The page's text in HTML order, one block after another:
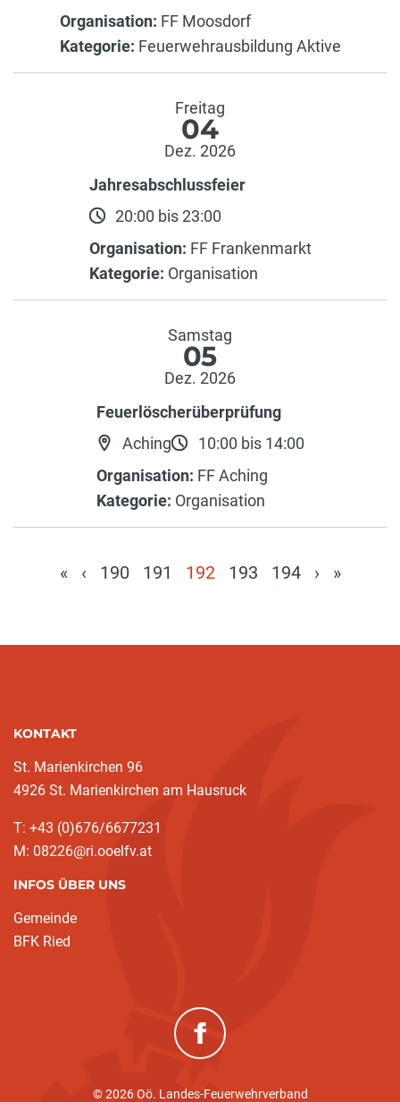
Organisation: FF Moosdorf
Kategorie: Feuerwehrausbildung Aktive
Freitag
04
Dez. 2026
Jahresabschlussfeier
20:00 bis 23:00
Organisation: FF Frankenmarkt
Kategorie: Organisation
Samstag
05
Dez. 2026
Feuerlöscherüberprüfung
Aching
10:00 bis 14:00
Organisation: FF Aching
Kategorie: Organisation
« ‹ 190 191 192 193 194 › »
KONTAKT
St. Marienkirchen 96
4926 St. Marienkirchen am Hausruck
T: +43 (0)676/6677231
M: 08226@ri.ooelfv.at
INFOS ÜBER UNS
Gemeinde
BFK Ried
(neues Fenster)
© 2026 Oö. Landes-Feuerwehrverband